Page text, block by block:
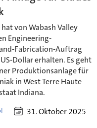
von Wabash Valley
Engineering-
Fabrication-Auftrag
Dollar erhalten. Es geht
Produktionsanlage für
in West Terre Haute
Indiana.
31. Oktober 2025